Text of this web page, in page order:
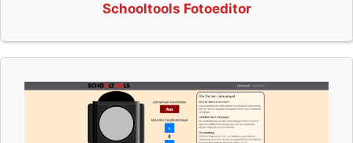
Schooltools Fotoeditor